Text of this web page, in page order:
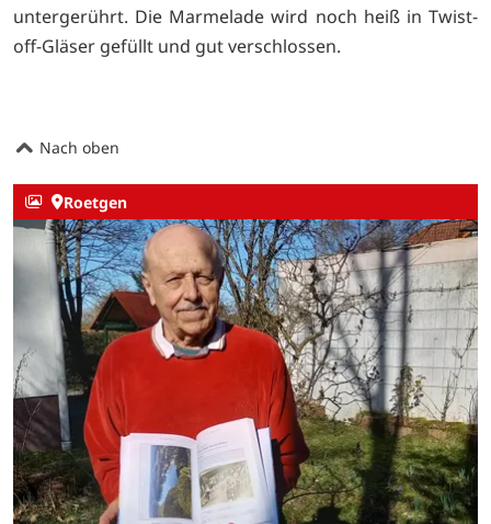
untergerührt. Die Marmelade wird noch heiß in Twist-
off-Gläser gefüllt und gut verschlossen.
Nach oben
Roetgen